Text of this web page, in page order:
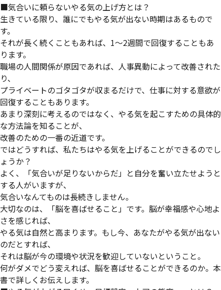
■気合いに頼らないやる気の上げ方とは？
生きている限り、誰にでもやる気が出ない時期はあるもので
す。
それが長く続くこともあれば、1～2週間で回復することもあ
ります。
職場の人間関係が原因であれば、人事異動によって改善された
り、
プライベートのゴタゴタが収まるだけで、仕事に対する意欲が
回復することもあります。
あまり深刻に考えるのではなく、やる気を起こすための具体的
な方法論を知ることが、
改善のための一番の近道です。
ではどうすれば、私たちはやる気を上げることができるのでし
ょうか？
よく、「気合いが足りないからだ」と自分を奮い立たせようと
する人がいますが、
気合いなんてものは長続きしません。
大切なのは、「脳を喜ばせること」です。脳が幸福感や心地よ
さを感じれば、
やる気は自然と高まります。もし今、あなたがやる気が出ない
のだとすれば、
それは脳が今の環境や状況を歓迎していないということ。
何がダメでどう変えれば、脳を喜ばせることができるのか。本
書で詳しくお伝えします。